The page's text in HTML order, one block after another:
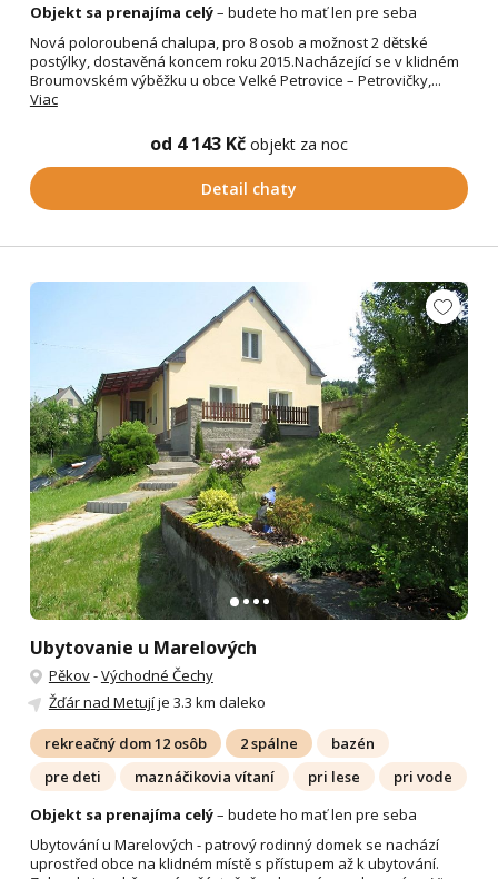
Objekt sa prenajíma celý– budete ho mať len pre seba
Nová poloroubená chalupa, pro 8 osob a možnost 2 dětské
postýlky, dostavěná koncem roku 2015.Nacházející se v klidném
Broumovském výběžku u obce Velké Petrovice – Petrovičky,...
Viac
od 4 143 Kč objekt za noc
Detail chaty
Ubytovanie u Marelových
Pěkov-Východné Čechy
Žďár nad Metujíje 3.3 km daleko
rekreačný dom 12 osôb 2 spálne
bazén
pre deti
maznáčikovia vítaní pri lese
pri vode
Objekt sa prenajíma celý– budete ho mať len pre seba
Ubytování u Marelových - patrový rodinný domek se nachází
uprostřed obce na klidném místě s přístupem až k ubytování.